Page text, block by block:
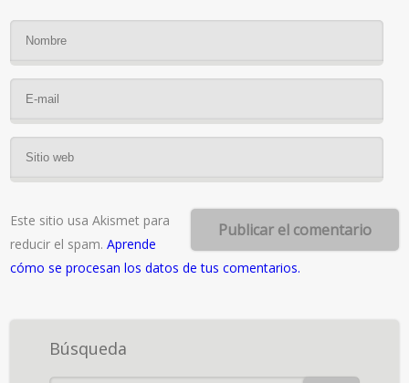
Este sitio usa Akismet para
reducir el spam.Aprende
cómo se procesan los datos de tus comentarios.
Búsqueda